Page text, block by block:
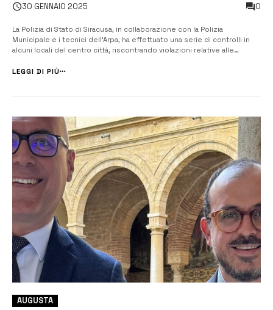
30 GENNAIO 2025 0
La Polizia di Stato di Siracusa, in collaborazione con la Polizia
Municipale e i tecnici dell’Arpa, ha effettuato una serie di controlli in
alcuni locali del centro città, riscontrando violazioni relative alle
multati per non aver rispettato le normative acustiche. Il prim...
LEGGI DI PIÙ
AUGUSTA